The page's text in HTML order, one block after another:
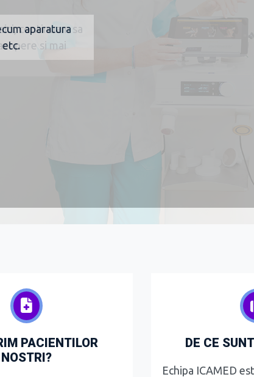
aparatura
etc.
PACIENTILOR
NOSTRI?
DE CE
Echipa ICAMED